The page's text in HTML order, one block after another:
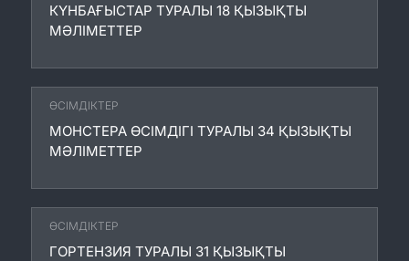
КҮНБАҒЫСТАР ТУРАЛЫ 18 ҚЫЗЫҚТЫ
МӘЛІМЕТТЕР
ӨСІМДІКТЕР
МОНСТЕРА ӨСІМДІГІ ТУРАЛЫ 34 ҚЫЗЫҚТЫ
МӘЛІМЕТТЕР
ӨСІМДІКТЕР
ГОРТЕНЗИЯ ТУРАЛЫ 31 ҚЫЗЫҚТЫ